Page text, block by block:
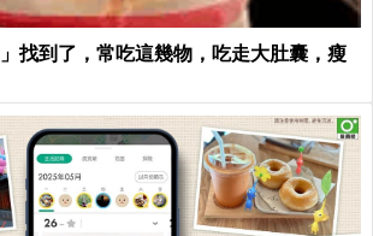
找到了，常吃這幾物，吃走大肚囊，瘦